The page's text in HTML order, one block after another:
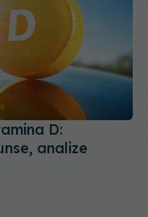
D:
analize